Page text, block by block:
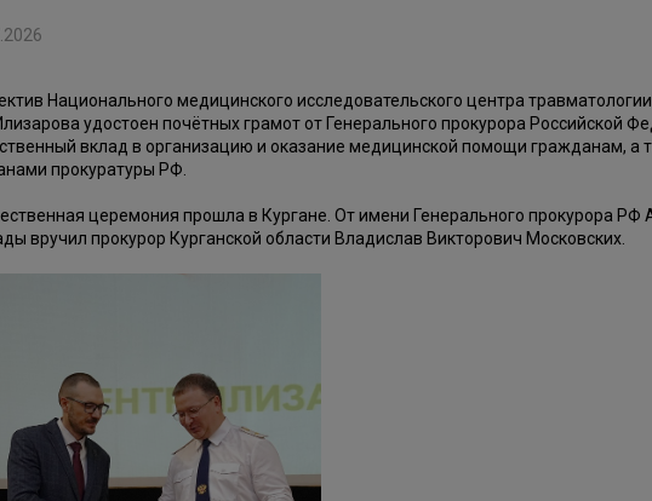
Национального медицинского исследовательского центра
удостоен почётных грамот от Генерального прокурора Российской
вклад в организацию и оказание медицинской помощи гражданам, а
прокуратуры РФ.
церемония прошла в Кургане. От имени Генерального прокурора РФ
вручил прокурор Курганской области Владислав Викторович Московских.